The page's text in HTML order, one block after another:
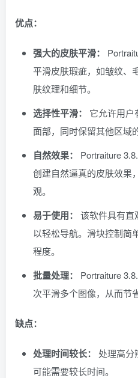
优点：
强大的皮肤平滑：
平滑皮肤瑕疵，如皱纹、
肤纹理和细节。
选择性平滑：
它允许用户
面部，同时保留其他区域
自然效果：
Portraiture
创建自然逼真的皮肤效果
观。
易于使用：
该软件具有直
以轻松导航。滑块控制简
程度。
批量处理：
Portraiture
次平滑多个图像，从而节
缺点：
处理时间较长：
处理高分
可能需要较长时间。